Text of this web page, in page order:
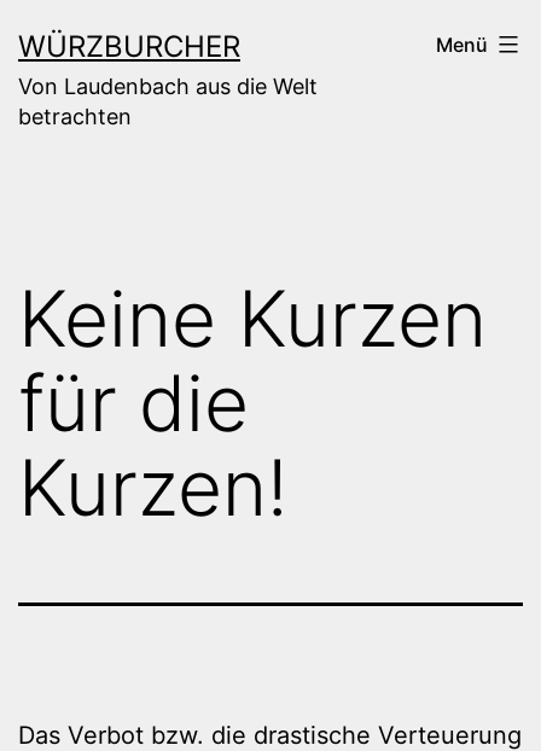
Inhalt
springen
WÜRZBURCHER
Von Laudenbach aus die Welt
betrachten
Menü
Keine Kurzen
für die
Kurzen!
Das Verbot bzw. die drastische Verteuerung